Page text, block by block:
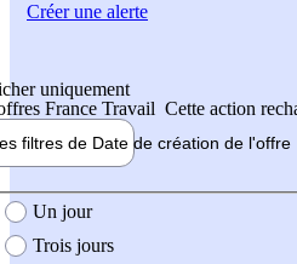
uniquement
France Travail Cette action
filtres de Date de création de l'offre
création de l'offre
Un jour
Trois jours
Créer une alerte